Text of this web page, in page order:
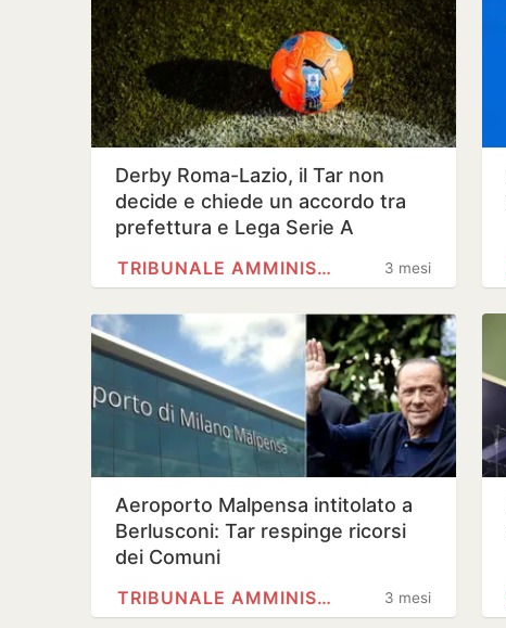
Derby Roma-Lazio, il Tar non
decide e chiede un accordo tra
prefettura e Lega Serie A
3 mesi
TRIBUNALE AMMINISTRATIVO…
Aeroporto Malpensa intitolato a
Berlusconi: Tar respinge ricorsi
dei Comuni
3 mesi
TRIBUNALE AMMINISTRATIVO…